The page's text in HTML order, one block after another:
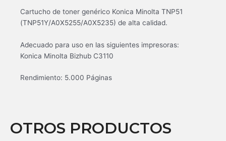
Cartucho de toner genérico Konica Minolta TNP51
(TNP51Y/A0X5255/A0X5235) de alta calidad.
Adecuado para uso en las siguientes impresoras:
Konica Minolta Bizhub C3110
Rendimiento: 5.000 Páginas
OTROS PRODUCTOS